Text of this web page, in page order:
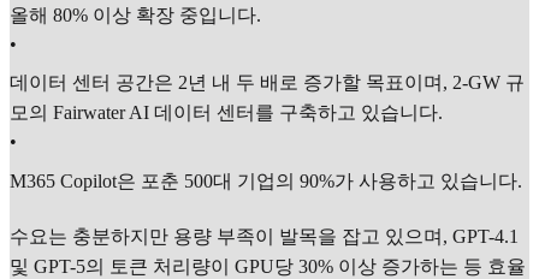
올해 80% 이상 확장 중입니다.
•
데이터 센터 공간은 2년 내 두 배로 증가할 목표이며, 2-GW 규
모의 Fairwater AI 데이터 센터를 구축하고 있습니다.
•
M365 Copilot은 포춘 500대 기업의 90%가 사용하고 있습니다.
수요는 충분하지만 용량 부족이 발목을 잡고 있으며, GPT-4.1
및 GPT-5의 토큰 처리량이 GPU당 30% 이상 증가하는 등 효율